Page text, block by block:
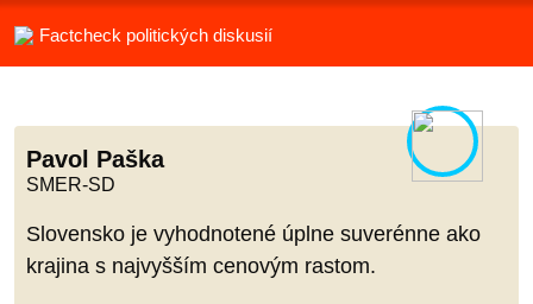
Factcheck politických diskusií
Pavol Paška
SMER-SD
Slovensko je vyhodnotené úplne suverénne ako
krajina s najvyšším cenovým rastom.